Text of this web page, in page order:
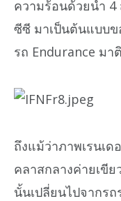
ความร้อนด้วยน้ำ 4
ซีซี มาเป็นต้นแบบ
รถ Endurance มา
ถึงแม้ว่าภาพเรนเ
คลาสกลางค่ายเขี
นั้นเปลี่ยนไปจากร